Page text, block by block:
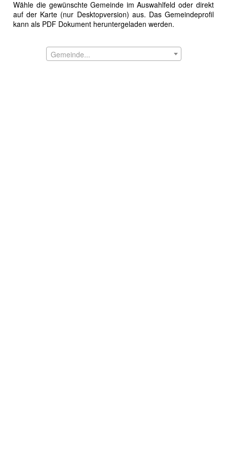
Wähle die gewünschte Gemeinde im Auswahlfeld oder direkt
auf der Karte (nur Desktopversion) aus. Das Gemeindeprofil
kann als PDF Dokument heruntergeladen werden.
Gemeinde...